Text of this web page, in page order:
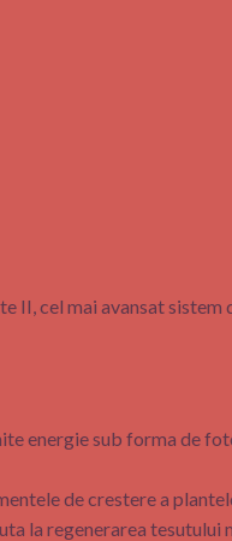
cel mai avansat sistem
energie sub forma de
de crestere a
la regenerarea tesutului